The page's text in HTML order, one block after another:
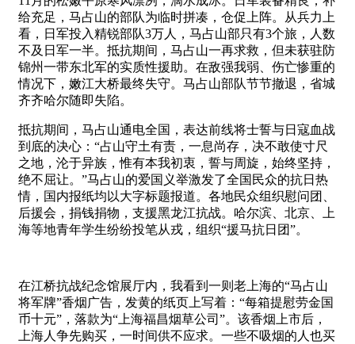
给充足，马占山的部队为临时拼凑，仓促上阵。从兵力上
看，日军投入精锐部队3万人，马占山部只有3个旅，人数
不及日军一半。抵抗期间，马占山一再求救，但未获驻防
锦州一带东北军的实质性援助。在敌强我弱、伤亡惨重的
情况下，嫩江大桥最终失守。马占山部队节节撤退，省城
齐齐哈尔随即失陷。
抵抗期间，马占山通电全国，表达前线将士誓与日寇血战
到底的决心：“占山守土有责，一息尚存，决不敢使寸尺
之地，沦于异族，惟有本我初衷，誓与周旋，始终坚持，
绝不屈让。”马占山的爱国义举激发了全国民众的抗日热
情，国内报纸均以大字标题报道。各地民众组织慰问团、
后援会，捐钱捐物，支援黑龙江抗战。哈尔滨、北京、上
海等地青年学生纷纷投笔从戎，组织“援马抗日团”。
在江桥抗战纪念馆展厅内，我看到一则老上海的“马占山
将军牌”香烟广告，发黄的纸页上写着：“每箱提慰劳金国
币十元”，落款为“上海福昌烟草公司”。该香烟上市后，
上海人争先购买，一时间供不应求。一些不吸烟的人也买